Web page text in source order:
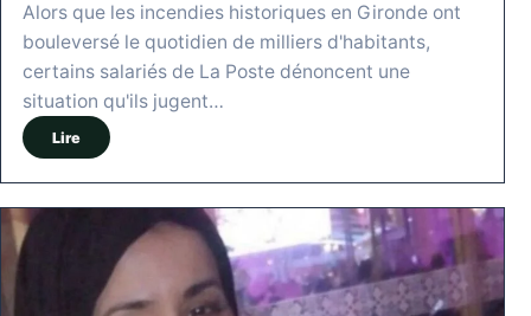
Alors que les incendies historiques en Gironde ont
bouleversé le quotidien de milliers d'habitants,
certains salariés de La Poste dénoncent une
situation qu'ils jugent…
Lire